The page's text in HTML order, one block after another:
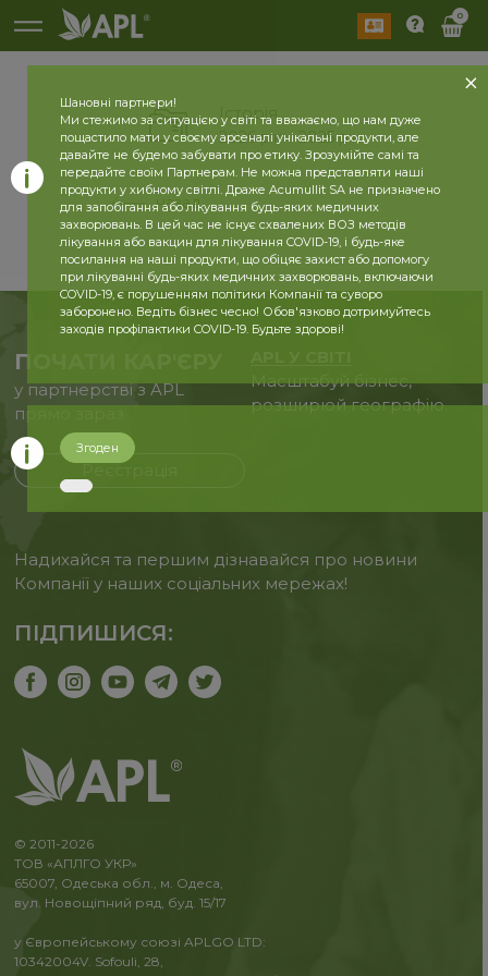
0
Історія
2026 рік 2025 рік
назад
ПОЧАТИ КАР'ЄРУ
у партнерстві з APL
прямо зараз
Реєстрація
Масштабуй бізнес,
розширюй географію.
Надихайся та першим дізнавайся про новини
Компанії у наших соціальних мережах!
ПІДПИШИСЯ:
© 2011-2026
ТОВ «АПЛГО УКР»
65007, Одеська обл., м. Одеса,
вул. Новощіпний ряд, буд. 15/17
у Європейському союзі APLGO LTD:
10342004V. Sofouli, 28,
Шановні партнери!
Ми стежимо за ситуацією у світі та вважаємо, що нам дуже
пощастило мати у своєму арсеналі унікальні продукти, але
давайте не будемо забувати про етику. Зрозумійте самі та
передайте своїм Партнерам. Не можна представляти наші
продукти у хибному світлі. Драже Acumullit SA не призначено
для запобігання або лікування будь-яких медичних
захворювань. В цей час не існує схвалених ВОЗ методів
лікування або вакцин для лікування COVID-19, і будь-яке
посилання на наші продукти, що обіцяє захист або допомогу
при лікуванні будь-яких медичних захворювань, включаючи
COVID-19, є порушенням політики Компанії та суворо
заборонено. Ведіть бізнес чесно! Обов'язково дотримуйтесь
заходів профілактики COVID-19. Будьте здорові!
Згоден